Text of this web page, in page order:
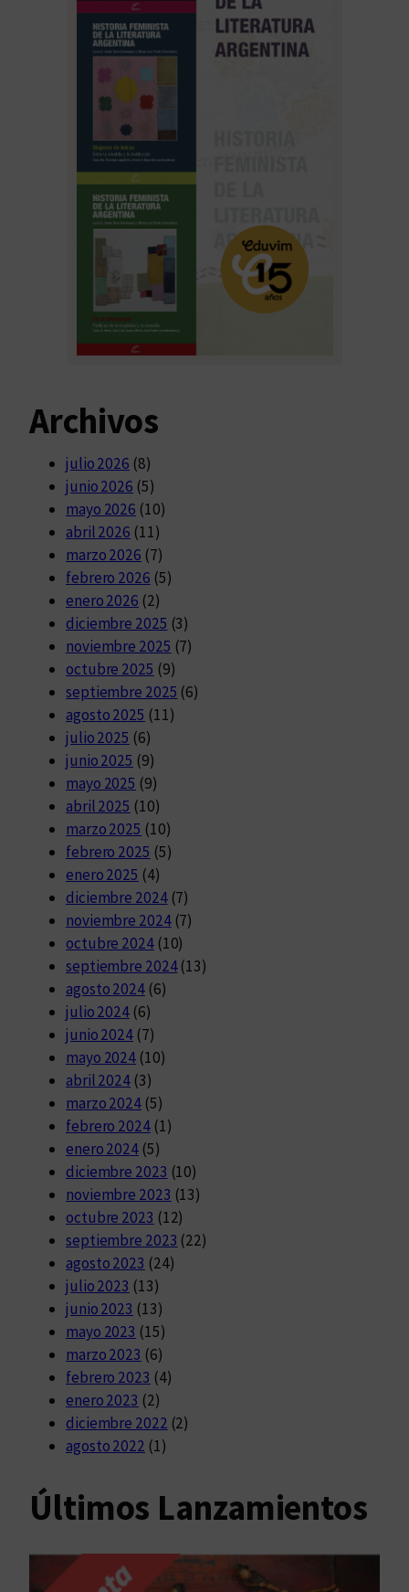
Archivos
julio 2026 (8)
junio 2026 (5)
mayo 2026 (10)
abril 2026 (11)
marzo 2026 (7)
febrero 2026 (5)
enero 2026 (2)
diciembre 2025 (3)
noviembre 2025 (7)
octubre 2025 (9)
septiembre 2025 (6)
agosto 2025 (11)
julio 2025 (6)
junio 2025 (9)
mayo 2025 (9)
abril 2025 (10)
marzo 2025 (10)
febrero 2025 (5)
enero 2025 (4)
diciembre 2024(7)
noviembre 2024(7)
octubre 2024(10)
septiembre 2024(13)
agosto 2024(6)
julio 2024 (6)
junio 2024 (7)
mayo 2024 (10)
abril 2024 (3)
marzo 2024 (5)
febrero 2024(1)
enero 2024 (5)
diciembre 2023 (10)
noviembre 2023 (13)
octubre 2023 (12)
septiembre 2023 (22)
agosto 2023 (24)
julio 2023 (13)
junio 2023 (13)
mayo 2023 (15)
marzo 2023 (6)
febrero 2023 (4)
enero 2023 (2)
diciembre 2022 (2)
agosto 2022 (1)
Últimos Lanzamientos